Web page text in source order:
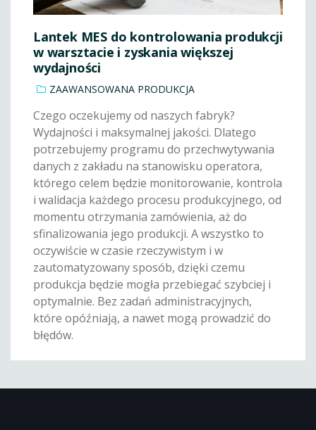
Lantek MES do kontrolowania produkcji
w warsztacie i zyskania większej
wydajności
ZAAWANSOWANA PRODUKCJA
Czego oczekujemy od naszych fabryk?
Wydajności i maksymalnej jakości. Dlatego
potrzebujemy programu do przechwytywania
danych z zakładu na stanowisku operatora,
którego celem będzie monitorowanie, kontrola
i walidacja każdego procesu produkcyjnego, od
momentu otrzymania zamówienia, aż do
sfinalizowania jego produkcji. A wszystko to
oczywiście w czasie rzeczywistym i w
zautomatyzowany sposób, dzięki czemu
produkcja będzie mogła przebiegać szybciej i
optymalnie. Bez zadań administracyjnych,
które opóźniają, a nawet mogą prowadzić do
błędów.